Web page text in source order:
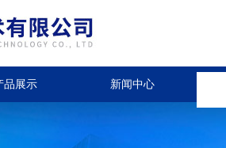
品展示 新闻中心